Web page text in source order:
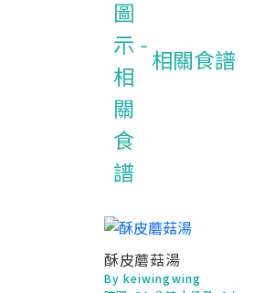
相關食譜
酥皮蘑菇湯
By keiwingwing